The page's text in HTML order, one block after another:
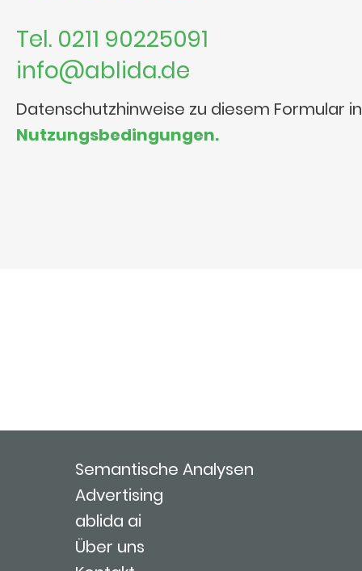
Tel. 0211 90225091
info@ablida.de
Datenschutzhinweise zu diesem Formular
Nutzungsbedingungen.
Semantische Analysen
Advertising
ablida ai
Über uns